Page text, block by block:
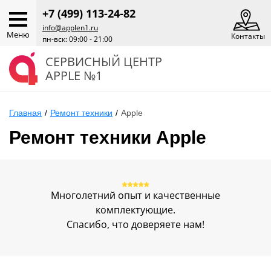
Меню
+7 (499) 113-24-82
info@applen1.ru
пн-вск: 09:00 - 21:00
Контакты
СЕРВИСНЫЙ ЦЕНТР
APPLE №1
Главная / Ремонт техники / Apple
Ремонт техники Apple
Многолетний опыт и качественные
комплектующие.
Спасибо, что доверяете нам!